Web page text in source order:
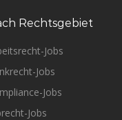
Rechtsgebiet
Jobs
Jobs
Jobs
Jobs